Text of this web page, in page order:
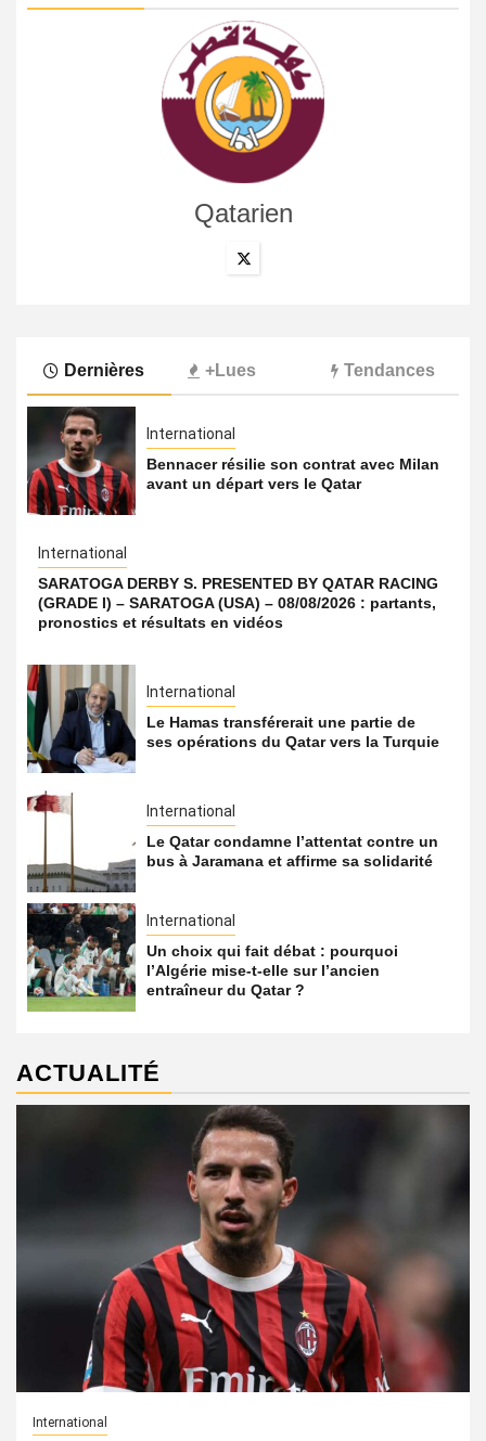
Qatarien
Dernières +Lues Tendances
International
Bennacer résilie son contrat avec Milan
avant un départ vers le Qatar
International
SARATOGA DERBY S. PRESENTED BY QATAR RACING
(GRADE I) – SARATOGA (USA) – 08/08/2026 : partants,
pronostics et résultats en vidéos
International
Le Hamas transférerait une partie de
ses opérations du Qatar vers la Turquie
International
Le Qatar condamne l’attentat contre un
bus à Jaramana et affirme sa solidarité
International
Un choix qui fait débat : pourquoi
l’Algérie mise-t-elle sur l’ancien
entraîneur du Qatar ?
ACTUALITÉ
International